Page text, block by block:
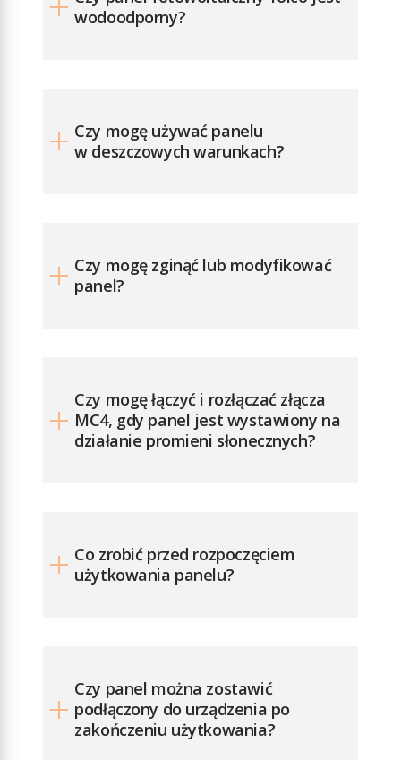
+75°C
560 mm
Waga netto:
wodoodporny?
Czy mogę używać panelu
w deszczowych warunkach?
Czy mogę zginąć lub modyfikować
panel?
Czy mogę łączyć i rozłączać złącza
MC4, gdy panel jest wystawiony na
działanie promieni słonecznych?
Co zrobić przed rozpoczęciem
użytkowania panelu?
Czy panel można zostawić
podłączony do urządzenia po
zakończeniu użytkowania?